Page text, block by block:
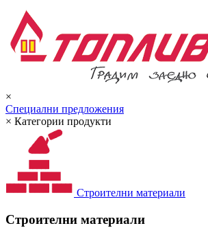
×
Специални предложения
× Категории продукти
Строителни материали
Строителни материали